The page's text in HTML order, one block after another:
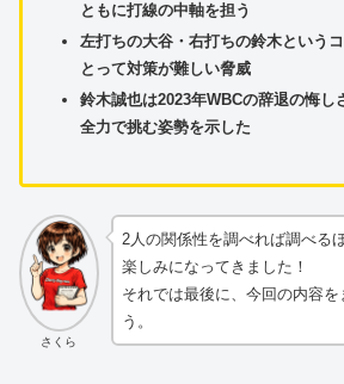
ともに打線の中軸を担う
左打ちの大谷・右打ちの鈴木という
とって対策が難しい脅威
鈴木誠也は2023年WBCの辞退の悔し
全力で挑む姿勢を示した
さくら
2人の関係性を調べれば調べる
楽しみになってきました！
それでは最後に、今回の内容を
う。